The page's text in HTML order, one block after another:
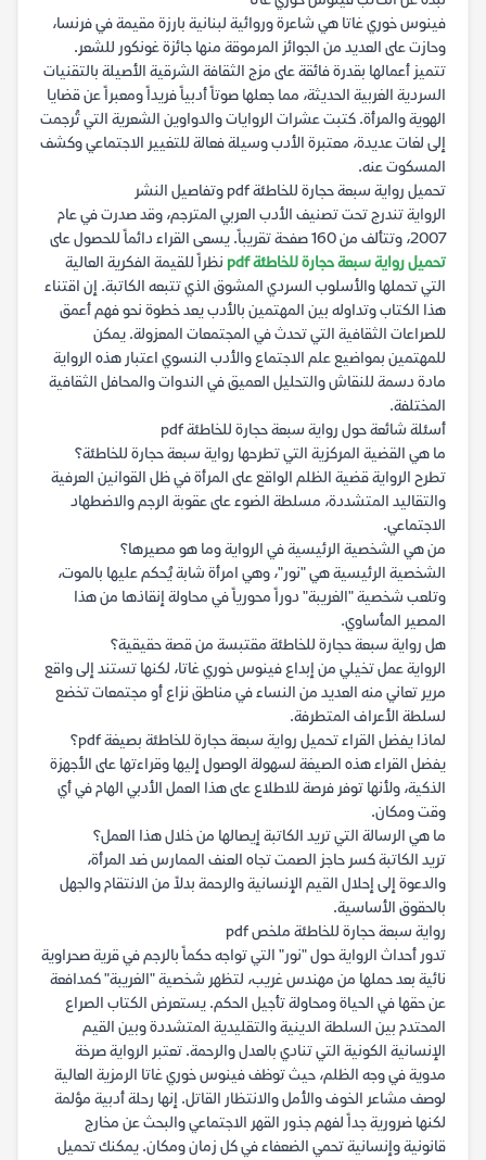
فينوس خوري غاتا هي شاعرة وروائية لبنانية بارزة مقيمة في فرنسا،
وحازت على العديد من الجوائز المرموقة منها جائزة غونكور للشعر.
تتميز أعمالها بقدرة فائقة على مزج الثقافة الشرقية الأصيلة بالتقنيات
السردية الغربية الحديثة، مما جعلها صوتاً أدبياً فريداً ومعبراً عن قضايا
الهوية والمرأة. كتبت عشرات الروايات والدواوين الشعرية التي تُرجمت
إلى لغات عديدة، معتبرة الأدب وسيلة فعالة للتغيير الاجتماعي وكشف
المسكوت عنه.
تحميل رواية سبعة حجارة للخاطئة pdf وتفاصيل النشر
الرواية تندرج تحت تصنيف الأدب العربي المترجم، وقد صدرت في عام
2007، وتتألف من 160 صفحة تقريباً. يسعى القراء دائماً للحصول على
تحميل رواية سبعة حجارة للخاطئة pdf
نظراً للقيمة الفكرية العالية
التي تحملها والأسلوب السردي المشوق الذي تتبعه الكاتبة. إن اقتناء
هذا الكتاب وتداوله بين المهتمين بالأدب يعد خطوة نحو فهم أعمق
للصراعات الثقافية التي تحدث في المجتمعات المعزولة. يمكن
للمهتمين بمواضيع علم الاجتماع والأدب النسوي اعتبار هذه الرواية
مادة دسمة للنقاش والتحليل العميق في الندوات والمحافل الثقافية
المختلفة.
أسئلة شائعة حول رواية سبعة حجارة للخاطئة pdf
ما هي القضية المركزية التي تطرحها رواية سبعة حجارة للخاطئة؟
تطرح الرواية قضية الظلم الواقع على المرأة في ظل القوانين العرفية
والتقاليد المتشددة، مسلطة الضوء على عقوبة الرجم والاضطهاد
الاجتماعي.
من هي الشخصية الرئيسية في الرواية وما هو مصيرها؟
الشخصية الرئيسية هي "نور"، وهي امرأة شابة يُحكم عليها بالموت،
وتلعب شخصية "الغريبة" دوراً محورياً في محاولة إنقاذها من هذا
المصير المأساوي.
هل رواية سبعة حجارة للخاطئة مقتبسة من قصة حقيقية؟
الرواية عمل تخيلي من إبداع فينوس خوري غاتا، لكنها تستند إلى واقع
مرير تعاني منه العديد من النساء في مناطق نزاع أو مجتمعات تخضع
لسلطة الأعراف المتطرفة.
لماذا يفضل القراء تحميل رواية سبعة حجارة للخاطئة بصيغة pdf؟
يفضل القراء هذه الصيغة لسهولة الوصول إليها وقراءتها على الأجهزة
الذكية، ولأنها توفر فرصة للاطلاع على هذا العمل الأدبي الهام في أي
وقت ومكان.
ما هي الرسالة التي تريد الكاتبة إيصالها من خلال هذا العمل؟
تريد الكاتبة كسر حاجز الصمت تجاه العنف الممارس ضد المرأة،
والدعوة إلى إحلال القيم الإنسانية والرحمة بدلاً من الانتقام والجهل
بالحقوق الأساسية.
رواية سبعة حجارة للخاطئة ملخص pdf
تدور أحداث الرواية حول "نور" التي تواجه حكماً بالرجم في قرية صحراوية
نائية بعد حملها من مهندس غريب، لتظهر شخصية "الغريبة" كمدافعة
عن حقها في الحياة ومحاولة تأجيل الحكم. يستعرض الكتاب الصراع
المحتدم بين السلطة الدينية والتقليدية المتشددة وبين القيم
الإنسانية الكونية التي تنادي بالعدل والرحمة. تعتبر الرواية صرخة
مدوية في وجه الظلم، حيث توظف فينوس خوري غاتا الرمزية العالية
لوصف مشاعر الخوف والأمل والانتظار القاتل. إنها رحلة أدبية مؤلمة
لكنها ضرورية جداً لفهم جذور القهر الاجتماعي والبحث عن مخارج
قانونية وإنسانية تحمي الضعفاء في كل زمان ومكان. يمكنك تحميل